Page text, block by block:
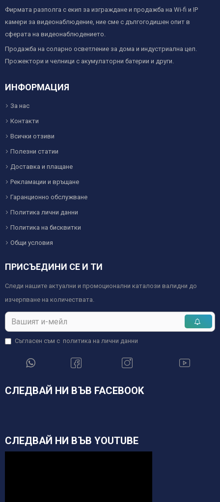
Фирмата разполга с екип за изграждане и продажба на Wi-fi и IP
камери за видеонаблюдение, ние сме с дългогодишен опит в
сферата на видеонаблюдението.
Продажба на соларно осветление за дома и индустриална цел.
Прожектори и челници с акумулаторни батерии и други.
ИНФОРМАЦИЯ
За нас
Контакти
Всички отзиви
Полезни статии
Доставка и плащане
Рекламации и връщане
Гаранционно обслужване
Политика лични данни
Политика на бисквитки
Общи условия
ПРИСЪЕДИНИ СЕ И ТИ
Следи нашите актуални и промоционални каталози валидни до
изчерпване на количествата.
Съгласен съм с политика на лични данни
СЛЕДВАЙ НИ ВЪВ FACEBOOK
СЛЕДВАЙ НИ ВЪВ YOUTUBE